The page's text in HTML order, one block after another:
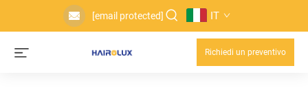
[email protected] IT
Richiedi un preventivo